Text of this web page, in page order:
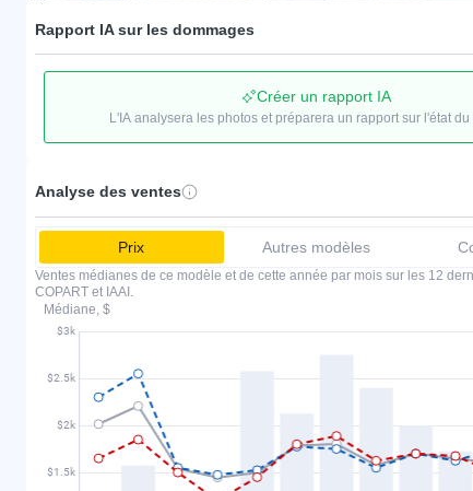
Rapport IA sur les dommages
Créer un rapport IA
L'IA analysera les photos et préparera un rapport sur l'état
Analyse des ventes
Prix Autres modèles
Ventes médianes de ce modèle et de cette année par mois sur les 12
COPART et IAAI.
Médiane, $